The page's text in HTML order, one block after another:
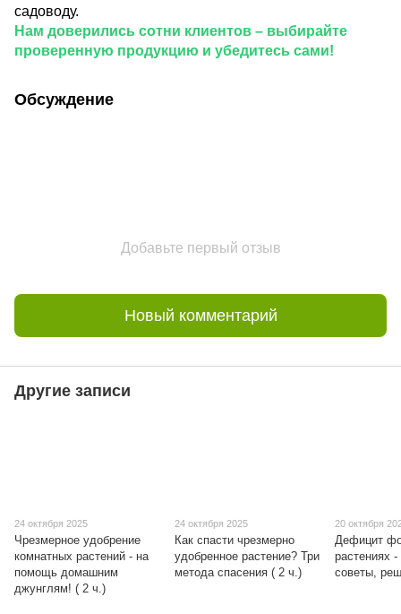
садоводу.
Нам доверились сотни клиентов – выбирайте
проверенную продукцию и убедитесь сами!
Обсуждение
Добавьте первый отзыв
Новый комментарий
Другие записи
24 октября 2025
Чрезмерное удобрение
комнатных растений - на
помощь домашним
джунглям! ( 2 ч.)
24 октября 2025
Как спасти чрезмерно
удобренное растение? Три
метода спасения ( 2 ч.)
20 октября
Дефицит
растениях
советы,